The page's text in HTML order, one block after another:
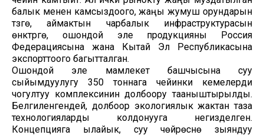
балык менен камсыздоого, жаңы жумуш орундарын
түзүүгө, аймактын чарбалык инфраструктурасын
өнүктүрүүгө, ошондой эле продукцияны Россия
Федерациясына жана Кытай Эл Республикасына
экспорттоого багытталган.
Ошондой эле мамлекет башчысына суу
сыйымдуулугу 350 тоннага чейинки кемелерди
чогултуу комплексинин долбоору тааныштырылды.
Белгиленгендей, долбоор экологиялык жактан таза
технологияларды колдонууга негизделген.
Концепцияга ылайык, суу чөйрөсүнө зыяндуу